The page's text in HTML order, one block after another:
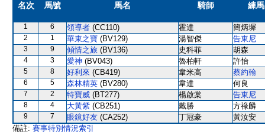
名次 馬號 馬名 騎師 練
1 6 領導者 (CC110) 霍達 簡炳墀
2 1 華東之寶 (BV129) 湯智傑 告東尼
3 9 傾情之旅 (BV136) 史科菲 胡森
4 3 愛神 (BV043) 魯柏軒 許怡
5 8 好利來 (CB419) 韋米高 蔡約翰
6 5 森林精英 (BV280) 韋達 何良
7 2 特寶威 (BT277) 楊啟棠 告東尼
8 4 大黃紫 (CB251) 戴勝 方祿麟
9 7 眼鏡好友 (CA252) 丁冠豪
黃汝安
備註: 賽事特別情況索引